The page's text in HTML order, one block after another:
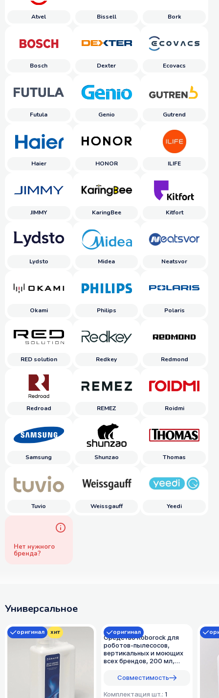
Atvel Bissell Bork
Bosch Dexter Ecovacs
Futula Genio Gutrend
Haier HONOR ILIFE
JIMMY KaringBee Kitfort
Lydsto Midea Neatsvor
Okami Philips Polaris
RED solution Redkey Redmond
Redroad REMEZ Roidmi
Samsung Shunzao Thomas
Tuvio Weissgauff Yeedi
Нет нужного
бренда?
Универсальное
оригинал хит
Средство Roborock для
роботов-пылесосов,
вертикальных и моющих
всех брендов, 200 мл,
Совместимость
Комплектация шт.:1
оригинал